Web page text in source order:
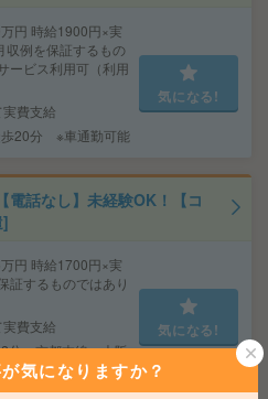
円 時給1900円×実
例を保証するもの
ービス利用可（利用
費支給
20分 ※車通勤可能
気になる!
電話なし】未経験OK！【コ
]
円 時給1700円×実
するものではあり
費支給
分 京都本線 大阪
気になる!
気になりますか？